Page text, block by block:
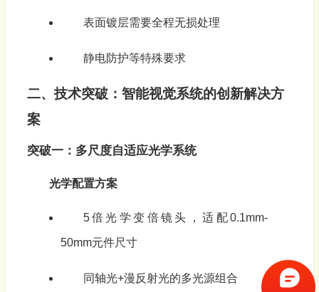
表面镀层需要全程无损处理
静电防护等特殊要求
二、技术突破：智能视觉系统的创新解决方
案
突破一：多尺度自适应光学系统
光学配置方案
5倍光学变倍镜头，适配0.1mm-
50mm元件尺寸
同轴光+漫反射光的多光源组合